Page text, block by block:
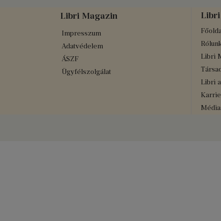
Libri Magazin
Impresszum
Adatvédelem
ÁSZF
Ügyfélszolgálat
Libri
Libri
Libri